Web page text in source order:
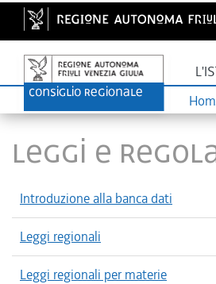
LEGGI E
Introduzione alla banca dati
Leggi regionali
Leggi regionali per materie